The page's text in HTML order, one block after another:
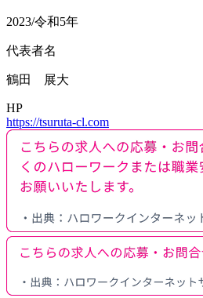
2023/令和5年
代表者名
鶴田 展大
HP
https://tsuruta-cl.com